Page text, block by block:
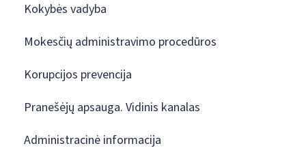
Kokybės vadyba
Mokesčių administravimo procedūros
Korupcijos prevencija
Pranešėjų apsauga. Vidinis kanalas
Administracinė informacija